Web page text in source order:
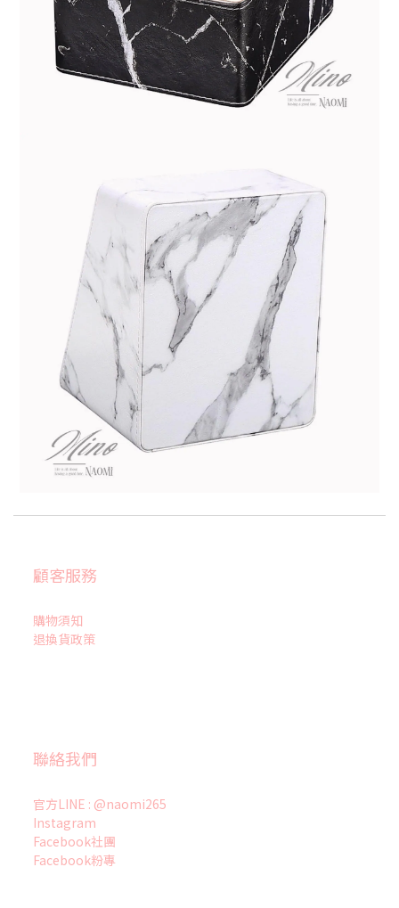
顧客服務
購物須知
退換貨政策
聯絡我們
官方LINE : @naomi265
Instagram
Facebook社團
Facebook粉專